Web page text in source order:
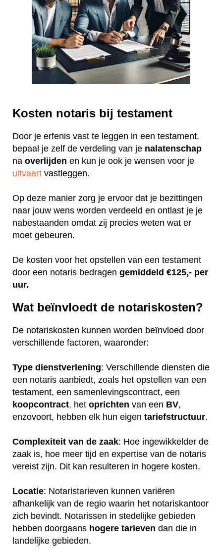
Kosten notaris bij testament
Door je erfenis vast te leggen in een testament,
bepaal je zelf de verdeling van je nalatenschap
na overlijden en kun je ook je wensen voor je
uitvaart vastleggen.
Op deze manier zorg je ervoor dat je bezittingen
naar jouw wens worden verdeeld en ontlast je je
nabestaanden omdat zij precies weten wat er
moet gebeuren.
De kosten voor het opstellen van een testament
door een notaris bedragen gemiddeld €125,- per
uur.
Wat beïnvloedt de notariskosten?
De notariskosten kunnen worden beïnvloed door
verschillende factoren, waaronder:
Type dienstverlening: Verschillende diensten die
een notaris aanbiedt, zoals het opstellen van een
testament, een samenlevingscontract, een
koopcontract, het oprichten van een BV,
enzovoort, hebben elk hun eigen tariefstructuur.
Complexiteit van de zaak: Hoe ingewikkelder de
zaak is, hoe meer tijd en expertise van de notaris
vereist zijn. Dit kan resulteren in hogere kosten.
Locatie: Notaristarieven kunnen variëren
afhankelijk van de regio waarin het notariskantoor
zich bevindt. Notarissen in stedelijke gebieden
hebben doorgaans hogere tarieven dan die in
landelijke gebieden.